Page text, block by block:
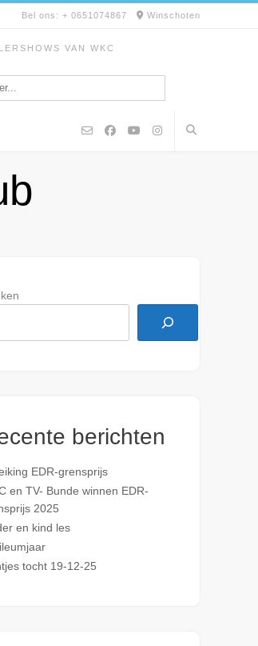
Bel ons: + 0651074867 Winschoten
VAN WKC
berichten
EDR-grensprijs
en TV- Bunde winnen EDR-
2025
en kind les
tocht 19-12-25